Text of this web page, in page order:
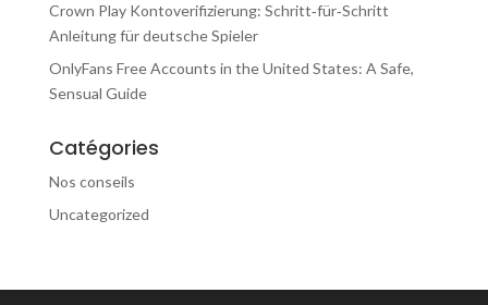
Crown Play Kontoverifizierung: Schritt‑für‑Schritt
Anleitung für deutsche Spieler
OnlyFans Free Accounts in the United States: A Safe,
Sensual Guide
Catégories
Nos conseils
Uncategorized